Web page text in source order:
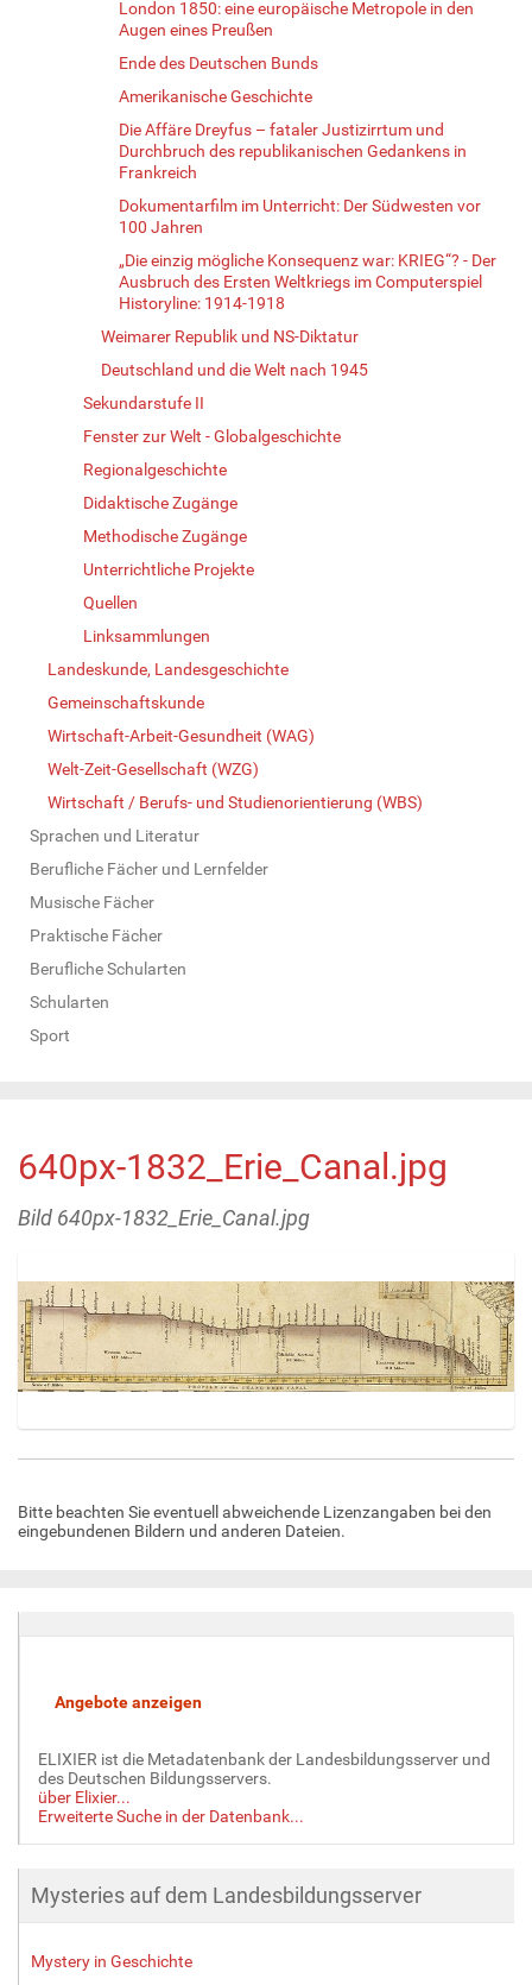
London 1850: eine europäische Metropole in den
Augen eines Preußen
Ende des Deutschen Bunds
Amerikanische Geschichte
Die Affäre Dreyfus – fataler Justizirrtum und
Durchbruch des republikanischen Gedankens in
Frankreich
Dokumentarfilm im Unterricht: Der Südwesten vor
100 Jahren
„Die einzig mögliche Konsequenz war: KRIEG“? - Der
Ausbruch des Ersten Weltkriegs im Computerspiel
Historyline: 1914-1918
Weimarer Republik und NS-Diktatur
Deutschland und die Welt nach 1945
Sekundarstufe II
Fenster zur Welt - Globalgeschichte
Regionalgeschichte
Didaktische Zugänge
Methodische Zugänge
Unterrichtliche Projekte
Quellen
Linksammlungen
Landeskunde, Landesgeschichte
Gemeinschaftskunde
Wirtschaft-Arbeit-Gesundheit (WAG)
Welt-Zeit-Gesellschaft (WZG)
Wirtschaft / Berufs- und Studienorientierung (WBS)
Sprachen und Literatur
Berufliche Fächer und Lernfelder
Musische Fächer
Praktische Fächer
Berufliche Schularten
Schularten
Sport
640px-1832_Erie_Canal.jpg
Bild 640px-1832_Erie_Canal.jpg
e
g
e
G
ö
…
Bitte beachten Sie eventuell abweichende Lizenzangaben bei den
eingebundenen Bildern und anderen Dateien.
ELIXIER ist die Metadatenbank der Landesbildungsserver und
des Deutschen Bildungsservers.
über Elixier...
Erweiterte Suche in der Datenbank...
Mysteries auf dem Landesbildungsserver
Mystery in Geschichte